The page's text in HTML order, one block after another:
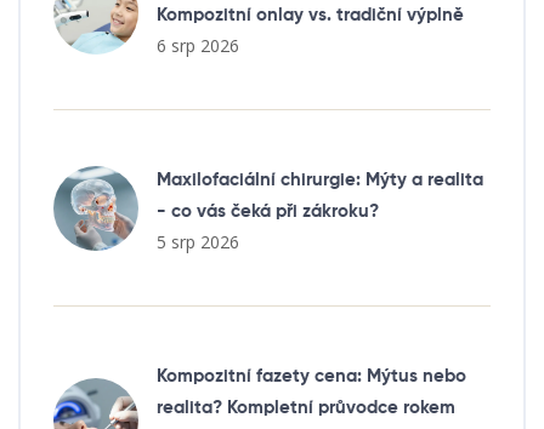
Kompozitní onlay vs. tradiční výplně
6 srp 2026
Maxilofaciální chirurgie: Mýty a realita
- co vás čeká při zákroku?
5 srp 2026
Kompozitní fazety cena: Mýtus nebo
realita? Kompletní průvodce rokem